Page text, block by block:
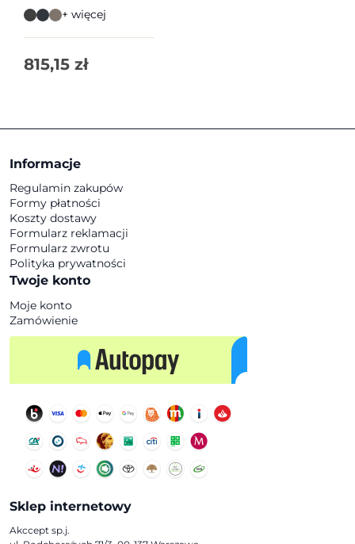
+ więcej
815,15 zł
Informacje
Regulamin zakupów
Formy płatności
Koszty dostawy
Formularz reklamacji
Formularz zwrotu
Polityka prywatności
Twoje konto
Moje konto
Zamówienie
Sklep internetowy
Akccept sp.j.